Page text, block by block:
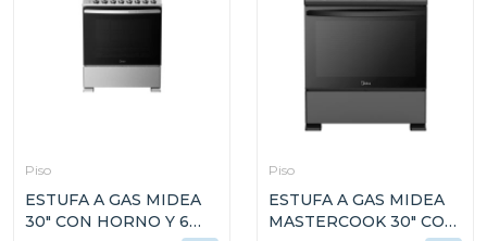
Piso
ESTUFA A GAS MIDEA
30" CON HORNO Y 6
Piso
ESTUFA A GAS MIDEA
MASTERCOOK 30" CON